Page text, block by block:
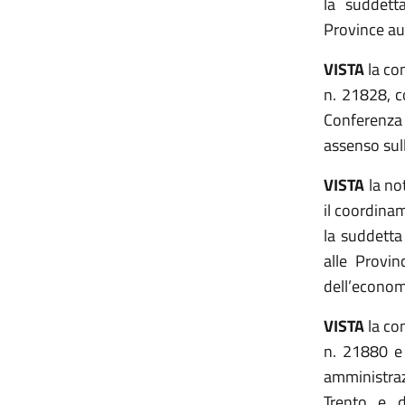
Province
VISTAla
n. 21828,
assenso
VISTA la
il
la
alle
VISTAla
n. 21880